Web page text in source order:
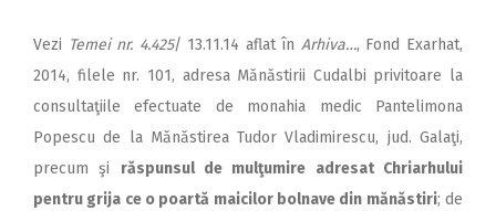
Vezi Temei nr. 4.425/ 13.11.14 aflat în Arhiva…, Fond Exarhat,
2014, filele nr. 101, adresa Mănăstirii Cudalbi privitoare la
consultaţiile efectuate de monahia medic Pantelimona
Popescu de la Mănăstirea Tudor Vladimirescu, jud. Galaţi,
precum şi răspunsul de mulţumire adresat Chriarhului
pentru grija ce o poartă maicilor bolnave din mănăstiri; de